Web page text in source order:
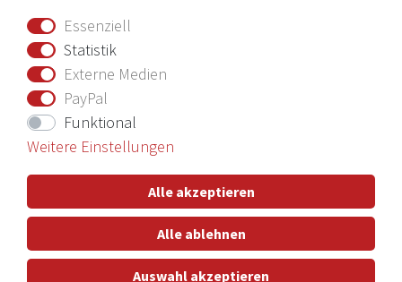
Vertrag widerrufen
Nichts verpassen mit unserem Newsletter
Hiermit bestätige ich, dass ich dieDaten­schutz­erklärunggelesen
habe. Meine Einwilligung kann ich jederzeit widerrufen.**
Abonnieren
Essenziell
Statistik
Externe Medien
PayPal
Funktional
Weitere Einstellungen
Alle akzeptieren
Alle ablehnen
Auswahl akzeptieren